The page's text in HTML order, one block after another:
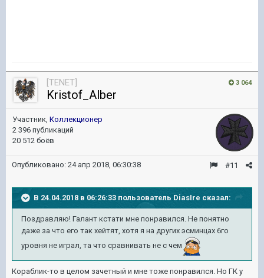
3 064
[TENET]
Kristof_Alber
Участник, Коллекционер
2 396 публикаций
20 512 боёв
#11
Опубликовано: 24 апр 2018, 06:30:38
В 24.04.2018 в 06:26:33 пользователь DiasIre сказал:
Поздравляю! Галант кстати мне понравился. Не понятно
даже за что его так хейтят, хотя я на других эсминцах 6го
уровня не играл, та что сравнивать не с чем
Кораблик-то в целом зачетный и мне тоже понравился. Но ГК у